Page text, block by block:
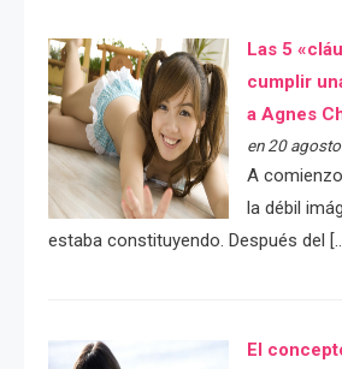
Las 5
cumplir
a Agnes
en 20
A
la débil
estaba constituyendo. Después del
El